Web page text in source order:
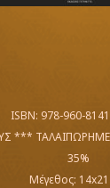
ISBN: 978-960-
***
35%
Μέγεθος: